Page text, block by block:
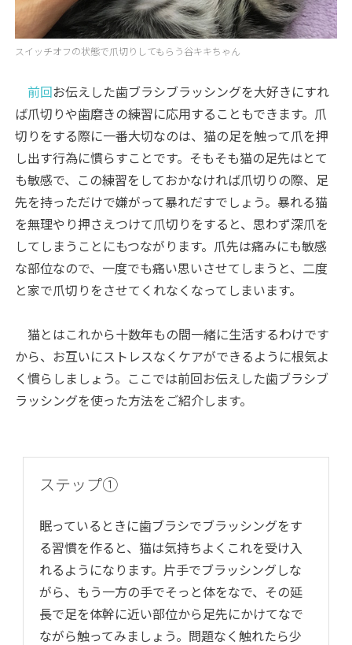
スイッチオフの状態で爪切りしてもらう谷キキちゃん
前回お伝えした歯ブラシブラッシングを大好きにすれ
ば爪切りや歯磨きの練習に応用することもできます。爪
切りをする際に一番大切なのは、猫の足を触って爪を押
し出す行為に慣らすことです。そもそも猫の足先はとて
も敏感で、この練習をしておかなければ爪切りの際、足
先を持っただけで嫌がって暴れだすでしょう。暴れる猫
を無理やり押さえつけて爪切りをすると、思わず深爪を
してしまうことにもつながります。爪先は痛みにも敏感
な部位なので、一度でも痛い思いさせてしまうと、二度
と家で爪切りをさせてくれなくなってしまいます。
猫とはこれから十数年もの間一緒に生活するわけです
から、お互いにストレスなくケアができるように根気よ
く慣らしましょう。ここでは前回お伝えした歯ブラシブ
ラッシングを使った方法をご紹介します。
ステップ①
眠っているときに歯ブラシでブラッシングをす
る習慣を作ると、猫は気持ちよくこれを受け入
れるようになります。片手でブラッシングしな
がら、もう一方の手でそっと体をなで、その延
長で足を体幹に近い部位から足先にかけてなで
ながら触ってみましょう。問題なく触れたら少